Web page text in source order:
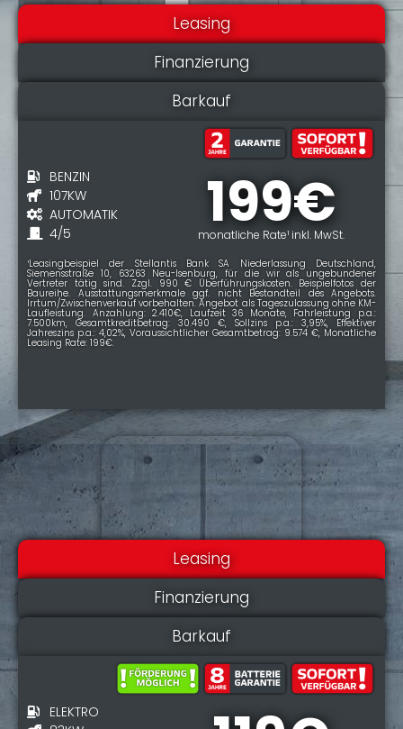
Leasing
Finanzierung
Barkauf
BENZIN
107KW
AUTOMATIK
4/5
199€
monatliche Rate¹ inkl. MwSt.
¹Leasingbeispiel der Stellantis Bank SA Niederlassung Deutschland,
Siemensstraße 10, 63263 Neu-Isenburg, für die wir als ungebundener
Vertreter tätig sind. Zzgl. 990 € Überführungskosten. Beispielfotos der
Baureihe. Ausstattungsmerkmale ggf. nicht Bestandteil des Angebots.
Irrtum/Zwischenverkauf vorbehalten. Angebot als Tageszulassung ohne KM-
Laufleistung. Anzahlung: 2.410€, Laufzeit 36 Monate, Fahrleistung p.a.:
7.500km, Gesamtkreditbetrag: 30.490 €, Sollzins p.a.: 3,95%, Effektiver
Jahreszins p.a.: 4,02%, Voraussichtlicher Gesamtbetrag: 9.574 €, Monatliche
Leasing Rate: 199€.
Leasing
Finanzierung
Barkauf
ELEKTRO